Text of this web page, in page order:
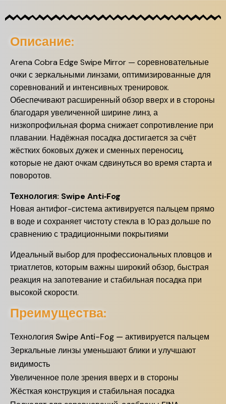
Описание:
Arena Cobra Edge Swipe Mirror — соревновательные
очки с зеркальными линзами, оптимизированные для
соревнований и интенсивных тренировок.
Обеспечивают расширенный обзор вверх и в стороны
благодаря увеличенной ширине линз, а
низкопрофильная форма снижает сопротивление при
плавании. Надёжная посадка достигается за счёт
жёстких боковых дужек и сменных переносиц,
которые не дают очкам сдвинуться во время старта и
поворотов.
Технология: Swipe Anti‑Fog
Новая антифог-система активируется пальцем прямо
в воде и сохраняет чистоту стекла в 10 раз дольше по
сравнению с традиционными покрытиями
Идеальный выбор для профессиональных пловцов и
триатлетов, которым важны широкий обзор, быстрая
реакция на запотевание и стабильная посадка при
высокой скорости.
Преимущества:
Технология Swipe Anti-Fog — активируется пальцем
Зеркальные линзы уменьшают блики и улучшают
видимость
Увеличенное поле зрения вверх и в стороны
Жёсткая конструкция и стабильная посадка